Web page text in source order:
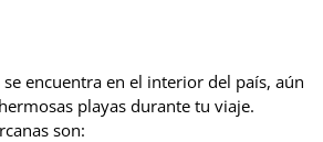
encuentra en el interior del país, aún
playas durante tu viaje.
son: